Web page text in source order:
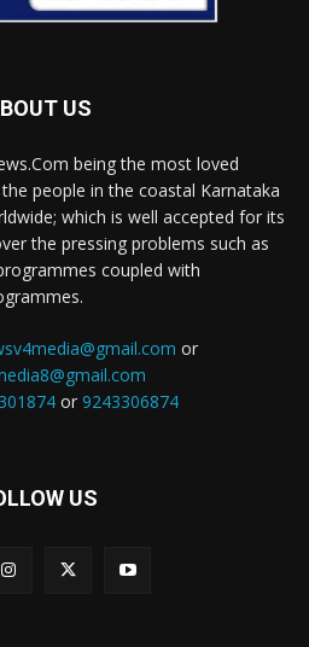
US
being the most loved
people in the coastal Karnataka
which is well accepted for its
the pressing problems such as
coupled with
or
or 9243306874
US